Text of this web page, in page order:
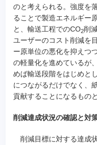
のと考えられる。強度を
ることで製造エネルギー
と、輸送工程でのCO2削
ユーザーのコスト削減を
ー原単位の悪化を抑えつ
の軽量化を進めているが
めば輸送段階をはじめと
につながるだけでなく、
貢献することになるもの
削減達成状況の確認と対
削減目標に対する達成